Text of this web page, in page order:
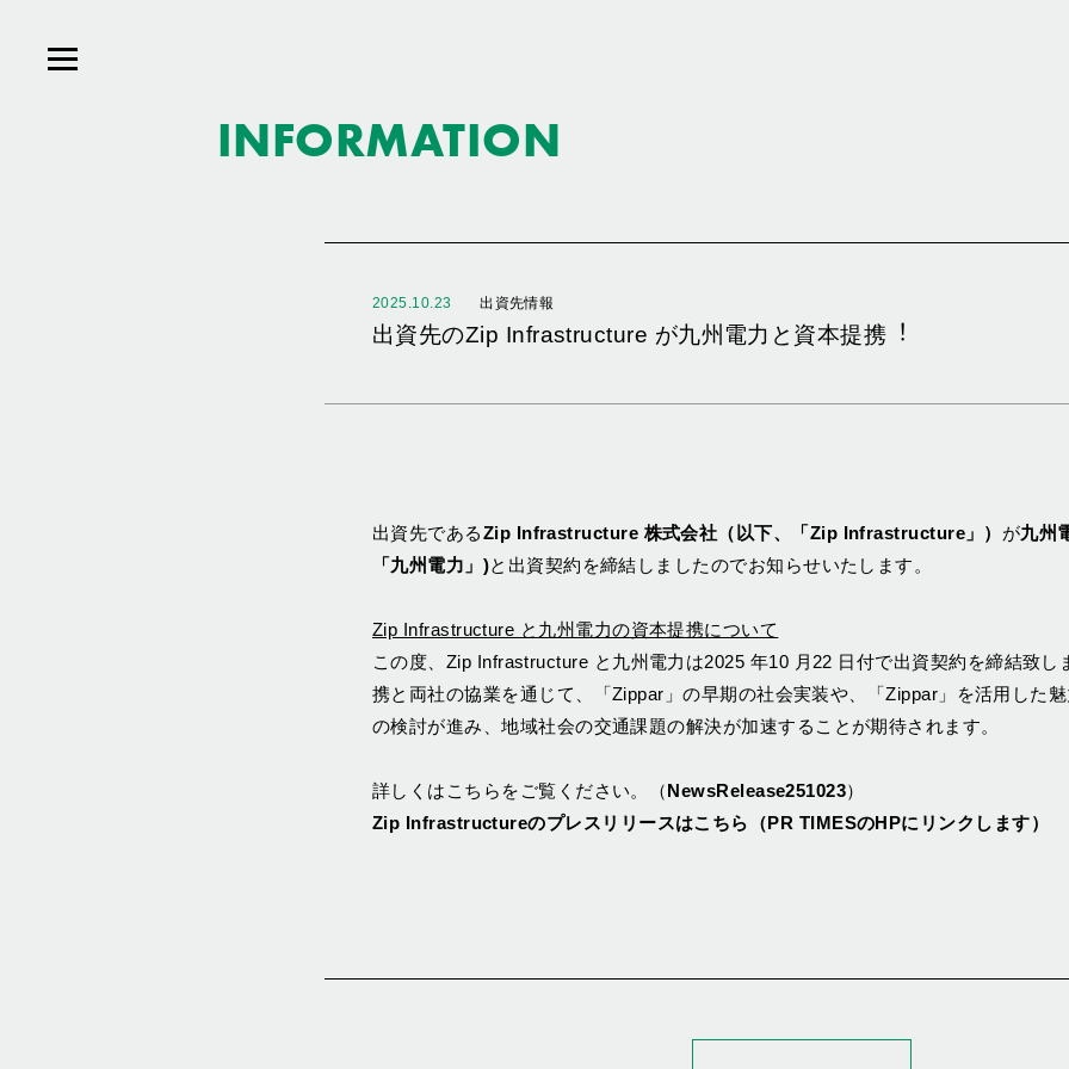
INFORMATION
2025.10.23 出資先情報
出資先のZip Infrastructure が九州電⼒と資本提携︕
出資先であるZip Infrastructure 株式会社（以下、「Zip Infrastructure」） が九州
「九州電⼒」)と出資契約を締結しましたのでお知らせいたします。
Zip Infrastructure と九州電⼒の資本提携について
この度、Zip Infrastructure と九州電⼒は2025 年10 ⽉22 ⽇付で出資契約を締結致し
携と両社の協業を通じて、「Zippar」の早期の社会実装や、「Zippar」を活⽤した
の検討が進み、地域社会の交通課題の解決が加速することが期待されます。
詳しくはこちらをご覧ください。（NewsRelease251023）
Zip Infrastructureのプレスリリースはこちら（PR TIMESのHPにリンクします）